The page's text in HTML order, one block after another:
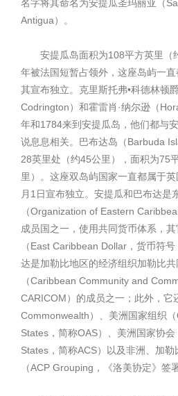
名字将其命名为安提瓜圣玛丽亚（
Antigua）。
安提瓜岛面积为108平方英里（
年被法国短暂占领外，这座岛屿一
其宣布独立。克里斯托弗•科德林顿
Codrington）和霍雷肖·纳尔逊（
年和1784来到安提瓜岛，他们都与
说息息相关。巴布达岛（Barbuda
28英里处（约45公里），面积为75
里）。这座双岛屿国家一直都属于
月1日宣布独立。安提瓜和巴布达是
（Organization of Eastern
成员国之一，使用共同货币体系，
（East Caribbean Dollar，货币符
达是加勒比地区的经济组织加勒比
（Caribbean Community and
CARICOM）的成员之一；此外，它
Commonwealth）、美洲国家组织
States，简称OAS）、美洲国家协
States，简称ACS）以及非洲、加
（ACP Grouping，《洛美协定》签